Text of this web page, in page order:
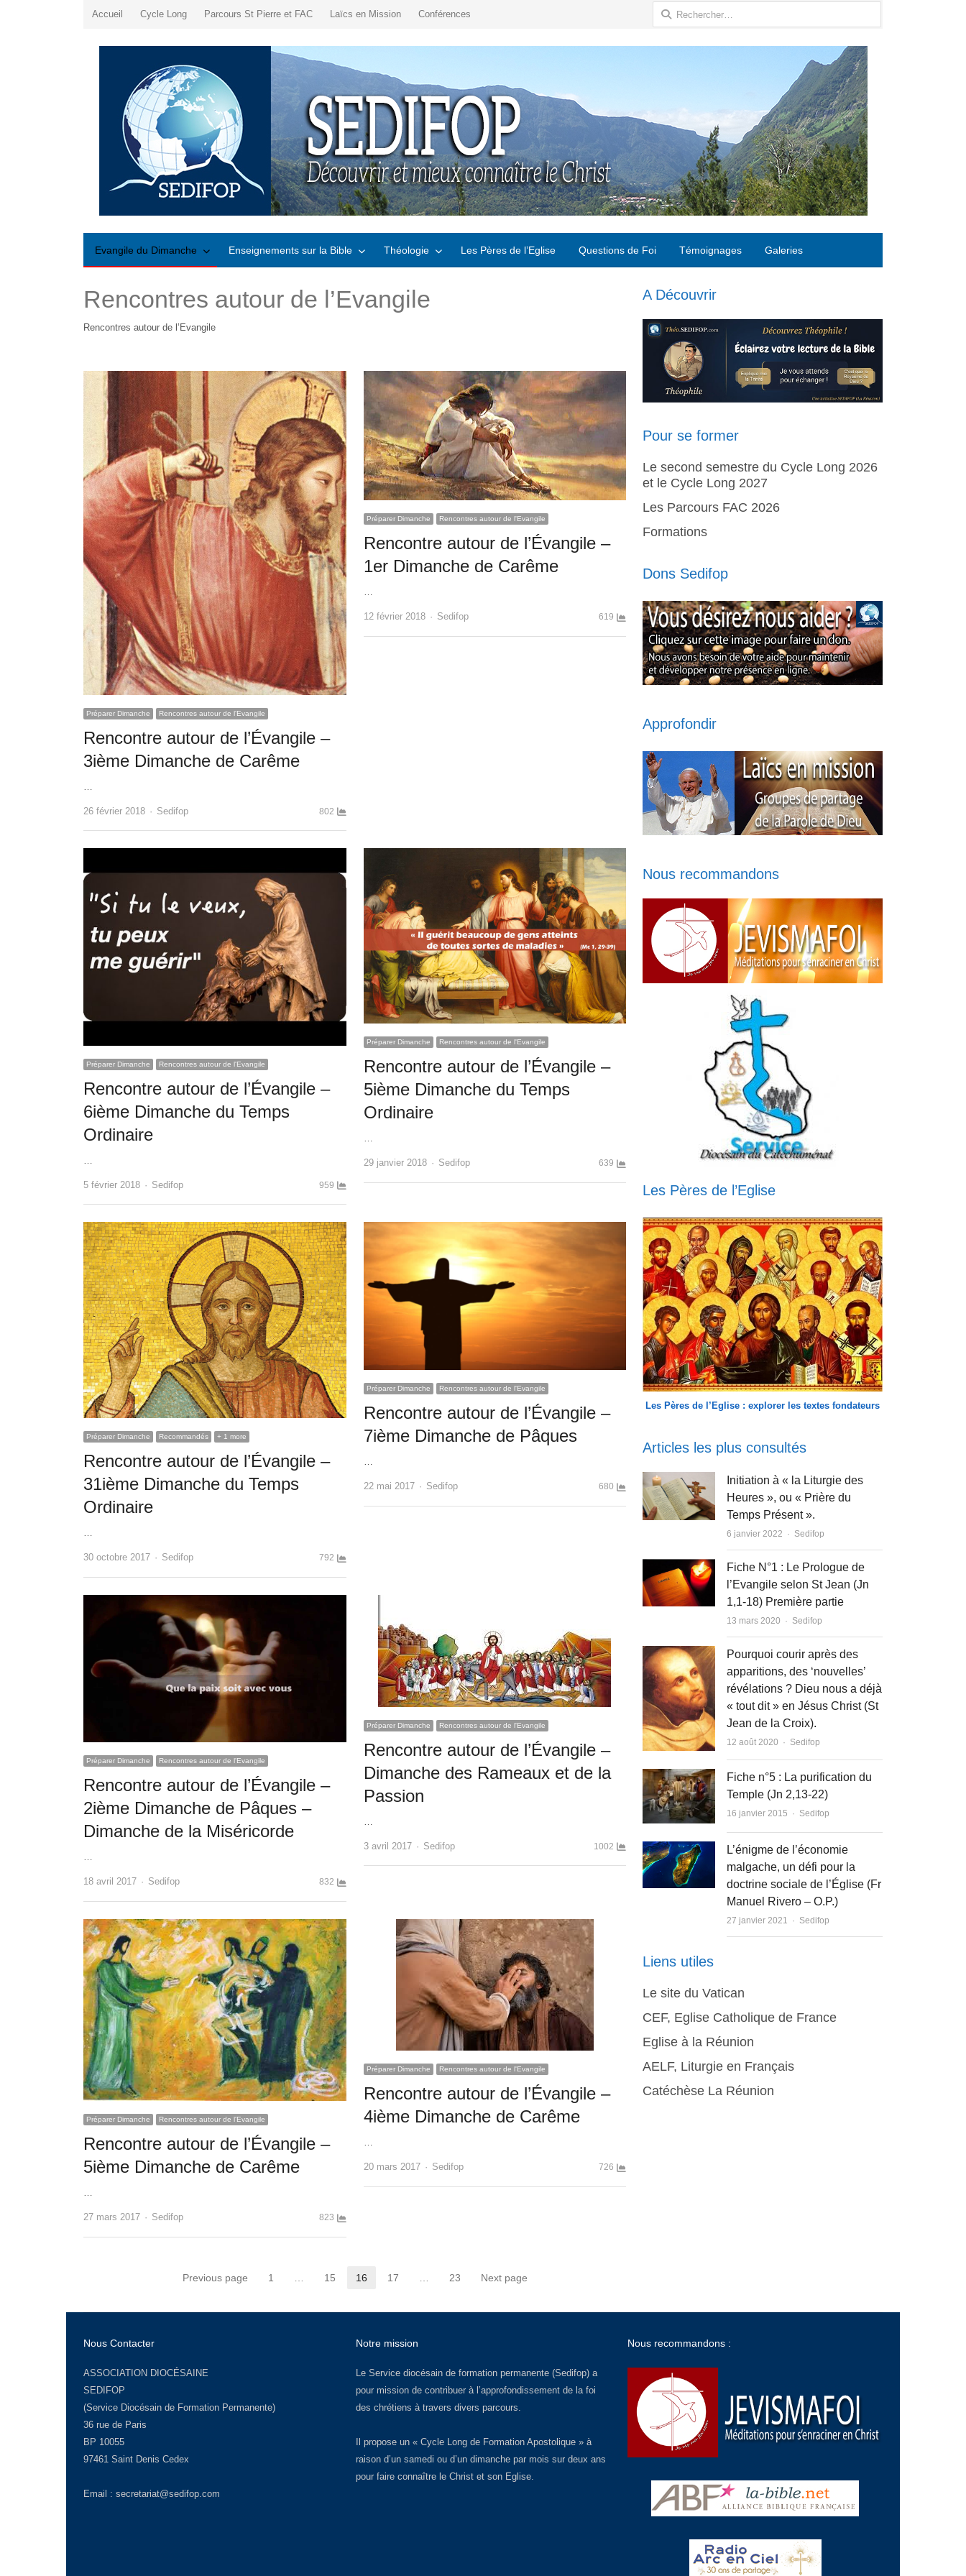
Accueil Cycle Long Parcours St Pierre et FAC Laïcs en Mission Conférences Rechercher :
Evangile du Dimanche Enseignements sur la Bible Théologie Les Pères de l’Eglise Questions de Foi Témoignages Galeries
Rencontres autour de l’Evangile
Rencontres autour de l’Evangile
Préparer Dimanche Rencontres autour de l'Evangile
Rencontre autour de l’Évangile –
3ième Dimanche de Carême
26 février 2018 Author
Sedifop 802
Préparer Dimanche Rencontres autour de l'Evangile
Rencontre autour de l’Évangile –
1er Dimanche de Carême
12 février 2018 Author
Sedifop 619
Préparer Dimanche Rencontres autour de l'Evangile
Rencontre autour de l’Évangile –
6ième Dimanche du Temps
Ordinaire
5 février 2018 Author
Sedifop 959
Préparer Dimanche Rencontres autour de l'Evangile
Rencontre autour de l’Évangile –
5ième Dimanche du Temps
Ordinaire
…
29 janvier 2018 Author
Sedifop 639
Préparer Dimanche Recommandés + 1 more
Rencontre autour de l’Évangile –
31ième Dimanche du Temps
Ordinaire
30 octobre 2017 Author
Sedifop 792
Préparer Dimanche Rencontres autour de l'Evangile
Rencontre autour de l’Évangile –
7ième Dimanche de Pâques
…
22 mai 2017 Author
Sedifop 680
Préparer Dimanche Rencontres autour de l'Evangile
Rencontre autour de l’Évangile –
2ième Dimanche de Pâques –
Dimanche de la Miséricorde
…
18 avril 2017 Author
Sedifop 832
Préparer Dimanche Rencontres autour de l'Evangile
Rencontre autour de l’Évangile –
Dimanche des Rameaux et de la
Passion
3 avril 2017 Author
Sedifop 1002
Préparer Dimanche Rencontres autour de l'Evangile
Rencontre autour de l’Évangile –
5ième Dimanche de Carême
…
27 mars 2017 Author
Sedifop 823
Préparer Dimanche Rencontres autour de l'Evangile
Rencontre autour de l’Évangile –
4ième Dimanche de Carême
…
20 mars 2017 Author
Sedifop 726
Previous page Page
1 Page
15 Page
16 Page
17 Page
23 Next page
A Découvrir
Pour se former
Le second semestre du Cycle Long 2026
et le Cycle Long 2027
Les Parcours FAC 2026
Formations
Dons Sedifop
Approfondir
Nous recommandons
Les Pères de l’Eglise
Les Pères de l’Eglise : explorer les textes fondateurs
Articles les plus consultés
Initiation à « la Liturgie des
Heures », ou « Prière du
Temps Présent ».
6 janvier 2022 Author
Sedifop
Fiche N°1 : Le Prologue de
l’Evangile selon St Jean (Jn
1,1-18) Première partie
13 mars 2020 Author
Sedifop
Pourquoi courir après des
apparitions, des ‘nouvelles’
révélations ? Dieu nous a déjà
« tout dit » en Jésus Christ (St
Jean de la Croix).
12 août 2020 Author
Sedifop
Fiche n°5 : La purification du
Temple (Jn 2,13-22)
16 janvier 2015 Author
Sedifop
L’énigme de l’économie
malgache, un défi pour la
doctrine sociale de l’Église (Fr
Manuel Rivero – O.P.)
27 janvier 2021 Author
Sedifop
Liens utiles
Le site du Vatican
CEF, Eglise Catholique de France
Eglise à la Réunion
AELF, Liturgie en Français
Catéchèse La Réunion
Nous Contacter
ASSOCIATION DIOCÉSAINE
SEDIFOP
(Service Diocésain de Formation Permanente)
36 rue de Paris
BP 10055
97461 Saint Denis Cedex
Email : secretariat@sedifop.com
Notre mission
Le Service diocésain de formation permanente (Sedifop) a
pour mission de contribuer à l’approfondissement de la foi
des chrétiens à travers divers parcours.
Il propose un « Cycle Long de Formation Apostolique » à
raison d’un samedi ou d’un dimanche par mois sur deux ans
pour faire connaître le Christ et son Eglise.
Nous recommandons :